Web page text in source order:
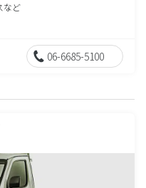
など
06-6685-5100